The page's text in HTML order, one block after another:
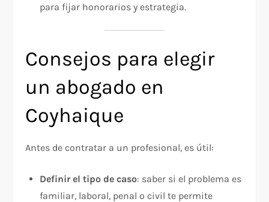
para fijar honorarios y estrategia.
Consejos para elegir
un abogado en
Coyhaique
Antes de contratar a un profesional, es útil:
Definir el tipo de caso: saber si el problema es
familiar, laboral, penal o civil te permite